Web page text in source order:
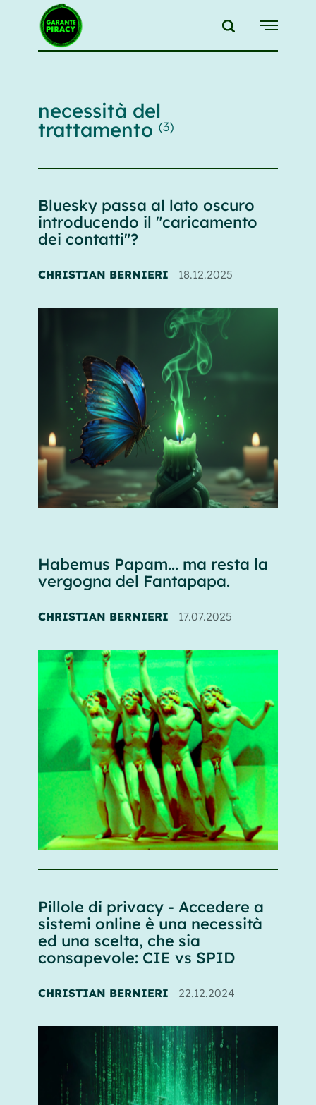
{{feedLink}}
necessità del
trattamento (3)
Bluesky passa al lato oscuro
introducendo il "caricamento
dei contatti"?
CHRISTIAN BERNIERI 18.12.2025
Habemus Papam... ma resta la
vergogna del Fantapapa.
CHRISTIAN BERNIERI 17.07.2025
Pillole di privacy - Accedere a
sistemi online è una necessità
ed una scelta, che sia
consapevole: CIE vs SPID
CHRISTIAN BERNIERI 22.12.2024